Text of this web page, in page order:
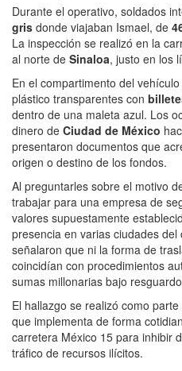
Durante el operativo, soldados
gris donde viajaban Ismael, de
La inspección se realizó en la
al norte de Sinaloa, justo en los
En el compartimento del
plástico transparentes con
dentro de una maleta azul. Los
dinero de Ciudad de México
presentaron documentos que
origen o destino de los fondos.
Al preguntarles sobre el motivo
trabajar para una empresa de
valores supuestamente
presencia en varias ciudades
señalaron que ni la forma de
coincidían con procedimientos
sumas millonarias bajo
El hallazgo se realizó como
que implementa de forma
carretera México 15 para inhibir
tráfico de recursos ilícitos.